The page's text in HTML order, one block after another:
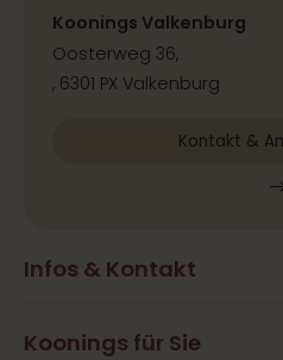
Infos & Kontakt
Häufig gestellte Fragen
Koonings für Sie
Koonings Valkenburg
Oosterweg 36,
, 6301 PX Valkenburg
Kontakt &